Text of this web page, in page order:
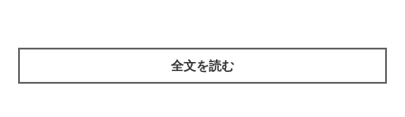
全文を読む